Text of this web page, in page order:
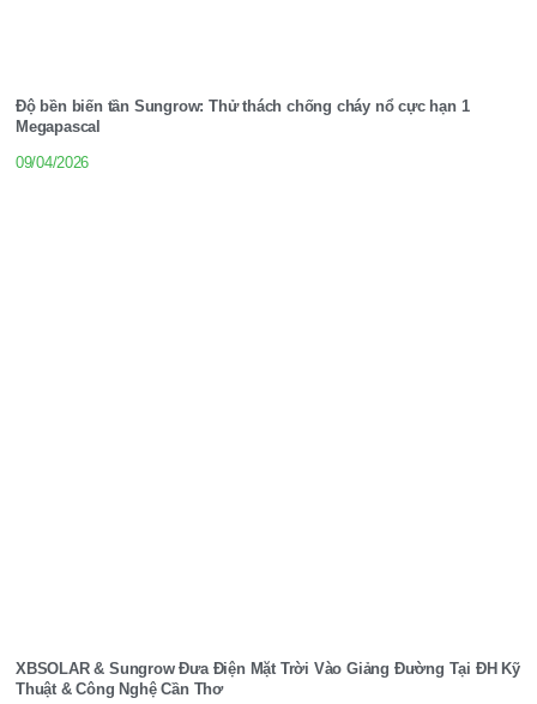
Độ bền biến tần Sungrow: Thử thách chống cháy nổ cực hạn 1
Megapascal
09/04/2026
XBSOLAR & Sungrow Đưa Điện Mặt Trời Vào Giảng Đường Tại ĐH Kỹ
Thuật & Công Nghệ Cần Thơ